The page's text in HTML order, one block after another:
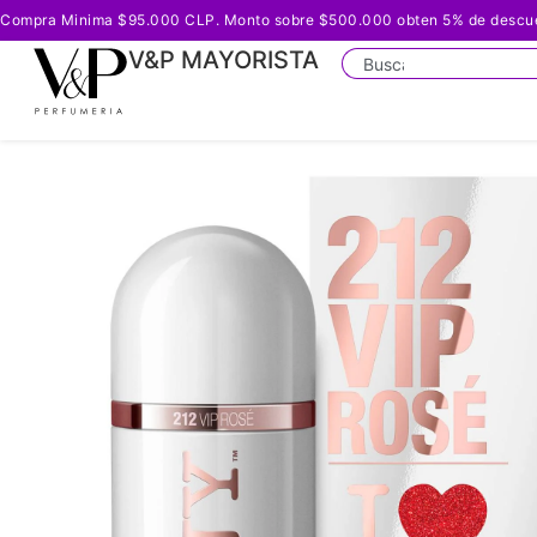
Compra Minima $95.000 CLP. Monto sobre $500.000 obten 5% de
V&P MAYORISTA